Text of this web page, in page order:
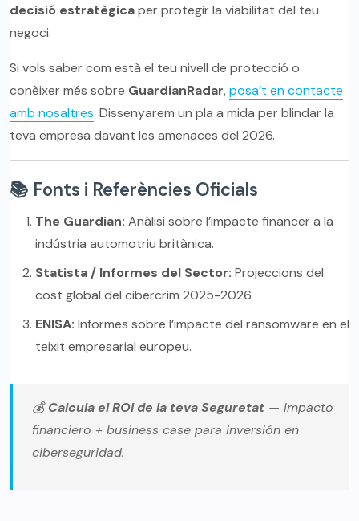
decisió estratègicaper protegir la viabilitat del teu
negoci.
Si vols saber com està el teu nivell de protecció o
conèixer més sobre GuardianRadar,posa’t en contacte
amb nosaltres. Dissenyarem un pla a mida per blindar la
teva empresa davant les amenaces del 2026.
📚 Fonts i Referències Oficials
The Guardian: Anàlisi sobre l’impacte financer a la
indústria automotriu britànica.
Statista / Informes del Sector: Projeccions del
cost global del cibercrim 2025-2026.
ENISA: Informes sobre l’impacte del ransomware en el
teixit empresarial europeu.
💰Calcula el ROI de la teva Seguretat — Impacto
financiero + business case para inversión en
ciberseguridad.